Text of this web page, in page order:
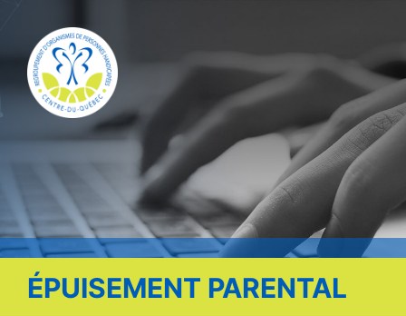
Offre d’emploi
Facebook
ÉPUISEMENT PARENTAL